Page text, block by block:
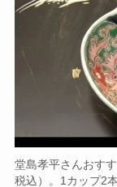
堂島孝平さんおす
税込）。1カップ2本